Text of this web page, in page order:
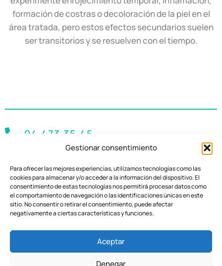
Gestionar consentimiento
Para ofrecer las mejores experiencias, utilizamos tecnologías como las
cookies para almacenar y/o acceder a la información del dispositivo. El
consentimiento de estas tecnologías nos permitirá procesar datos como
el comportamiento de navegación o las identificaciones únicas en este
sitio. No consentir o retirar el consentimiento, puede afectar
negativamente a ciertas características y funciones.
Aceptar
Denegar
formación de costras o decoloración de la piel en el
área tratada, pero estos efectos secundarios suelen
ser transitorios y se resuelven con el tiempo.
94 473 35 45
Pide cita
Aviso LegalPolítica de Privacidad